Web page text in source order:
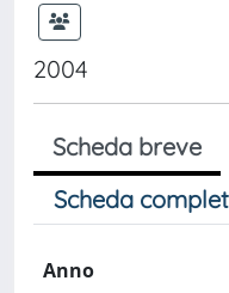
2004
Scheda breve
Scheda
Anno